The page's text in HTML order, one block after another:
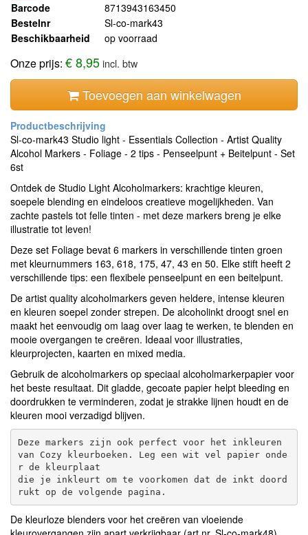
Barcode
8713943163450
Bestelnr
Sl-co-mark43
Beschikbaarheid
op voorraad
Onze prijs: € 8,95incl. btw
Toevoegen aan winkelwagen
Sl-co-mark43 Studio light - Essentials Collection - Artist Quality
Alcohol Markers - Foliage - 2 tips - Penseelpunt + Beitelpunt - Set
6st
Ontdek de Studio Light Alcoholmarkers: krachtige kleuren,
soepele blending en eindeloos creatieve mogelijkheden. Van
zachte pastels tot felle tinten - met deze markers breng je elke
illustratie tot leven!
Deze set Foliage bevat 6 markers in verschillende tinten groen
met kleurnummers 163, 618, 175, 47, 43 en 50. Elke stift heeft 2
verschillende tips: een flexibele penseelpunt en een beitelpunt.
De artist quality alcoholmarkers geven heldere, intense kleuren
en kleuren soepel zonder strepen. De alcoholinkt droogt snel en
maakt het eenvoudig om laag over laag te werken, te blenden en
mooie overgangen te creëren. Ideaal voor illustraties,
kleurprojecten, kaarten en mixed media.
Gebruik de alcoholmarkers op speciaal alcoholmarkerpapier voor
het beste resultaat. Dit gladde, gecoate papier helpt bleeding en
doordrukken te verminderen, zodat je strakke lijnen houdt en de
kleuren mooi verzadigd blijven.
Deze markers zijn ook perfect voor het inkleuren
van Cozy kleurboeken. Leg een wit vel papier onde
r de kleurplaat
die je inkleurt om te voorkomen dat de inkt doord
De kleurloze blenders voor het creëren van vloeiende